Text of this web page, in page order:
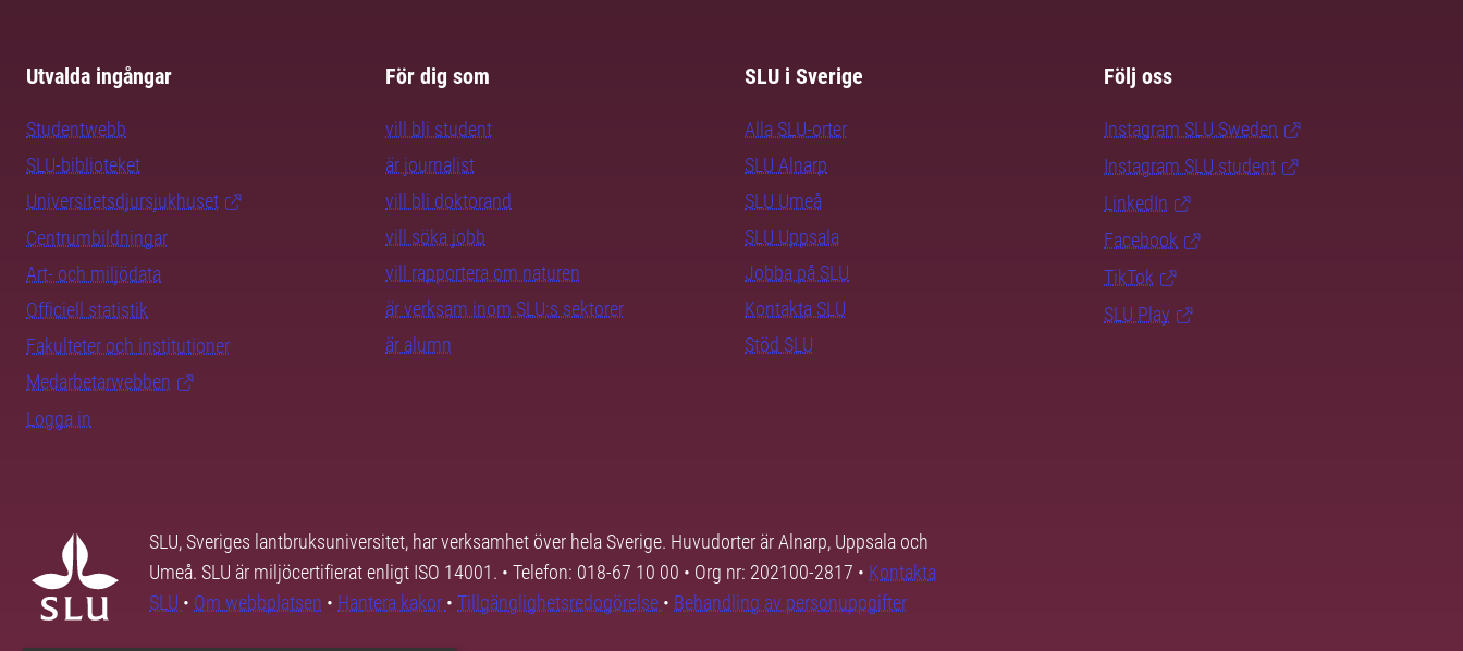
Utvalda ingångar
Studentwebb
SLU-biblioteket
Universitetsdjursjukhuset
Centrumbildningar
Art- och miljödata
Officiell statistik
Fakulteter och institutioner
Medarbetarwebben
Logga in
För dig som
vill bli student
är journalist
vill bli doktorand
vill söka jobb
vill rapportera om naturen
är verksam inom SLU:s sektorer
är alumn
SLU i Sverige
Alla SLU-orter
SLU Alnarp
SLU Umeå
SLU Uppsala
Jobba på SLU
Kontakta SLU
Stöd SLU
Följ oss
Instagram SLU.Sweden
Instagram SLU.student
LinkedIn
Facebook
TikTok
SLU Play
SLU, Sveriges lantbruksuniversitet, har verksamhet över hela Sverige. Huvudorter är Alnarp, Uppsala och
Umeå. SLU är miljöcertifierat enligt ISO 14001. • Telefon: 018-67 10 00 • Org nr: 202100-2817 • Kontakta
SLU • Om webbplatsen • Hantera kakor • Tillgänglighetsredogörelse • Behandling av personuppgifter